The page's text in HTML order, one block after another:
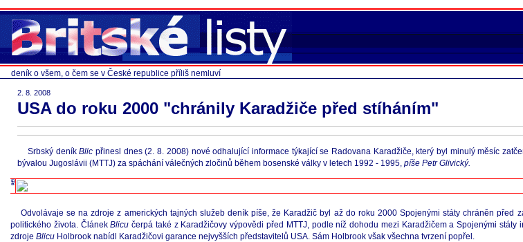
deník o všem, o čem se v České republice příliš nemluví
2. 8. 2008
USA do roku 2000 "chránily Karadžiče před stíháním"
Srbský deníkBlic přinesl dnes (2. 8. 2008) nové odhalující informace týkající se Radovana Karadžiče, který byl minulý měsíc
bývalou Jugoslávii (MTTJ) za spáchání válečných zločinů během bosenské války v letech 1992 - 1995, píše Petr Glivický.
Odvolávaje se na zdroje z amerických tajných služeb deník píše, že Karadžič byl až do roku 2000 Spojenými státy chráněn před
politického života. ČlánekBlicu čerpá také z Karadžičovy výpovědi před MTTJ, podle níž dohodu mezi Karadžičem a Spojenými
zdroje Blicu Holbrook nabídl Karadžičovi garance nejvyšších představitelů USA. Sám Holbrook však všechna tvrzení popřel.